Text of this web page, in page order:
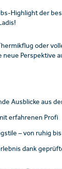
Highlight der
oder
neue Perspektive
Ausblicke aus
erfahrenen Profi
– von ruhig
dank